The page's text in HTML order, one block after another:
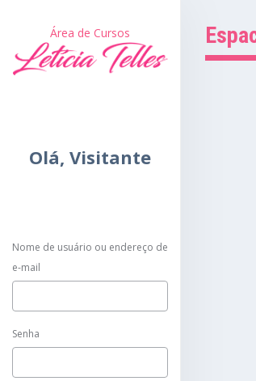
Área de Cursos
Olá, Visitante
Nome de usuário ou endereço de
e-mail
Senha